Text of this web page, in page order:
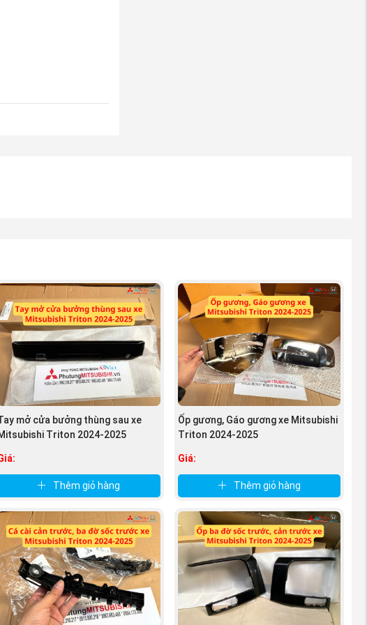
mở cửa bưởng thùng sau xe
Triton 2024-2025
Thêm giỏ hàng
Ốp gương, Gáo gương xe Mitsubishi
Triton 2024-2025
Giá:
Thêm giỏ hàng